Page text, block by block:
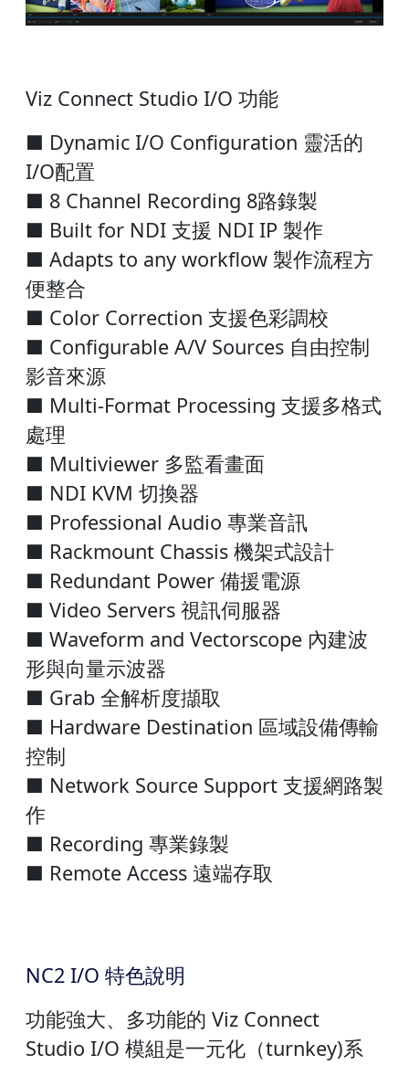
Viz Connect Studio I/O 功能
■ Dynamic I/O Configuration 靈活的
I/O配置
■ 8 Channel Recording 8路錄製
■ Built for NDI 支援 NDI IP 製作
■ Adapts to any workflow 製作流程方
便整合
■ Color Correction 支援色彩調校
■ Configurable A/V Sources 自由控制
影音來源
■ Multi-Format Processing 支援多格式
處理
■ Multiviewer 多監看畫面
■ NDI KVM 切換器
■ Professional Audio 專業音訊
■ Rackmount Chassis 機架式設計
■ Redundant Power 備援電源
■ Video Servers 視訊伺服器
■ Waveform and Vectorscope 內建波
形與向量示波器
■ Grab 全解析度擷取
■ Hardware Destination 區域設備傳輸
控制
■ Network Source Support 支援網路製
作
■ Recording 專業錄製
■ Remote Access 遠端存取
NC2 I/O 特色說明
功能強大、多功能的 Viz Connect
Studio I/O 模組是一元化（turnkey)系